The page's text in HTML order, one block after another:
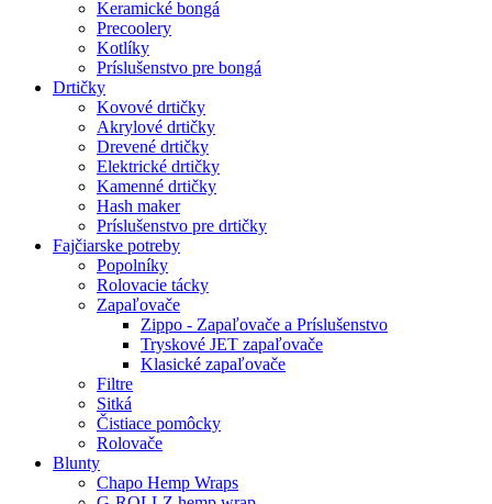
Keramické bongá
Precoolery
Kotlíky
Príslušenstvo pre bongá
Drtičky
Kovové drtičky
Akrylové drtičky
Drevené drtičky
Elektrické drtičky
Kamenné drtičky
Hash maker
Príslušenstvo pre drtičky
Fajčiarske potreby
Popolníky
Rolovacie tácky
Zapaľovače
Zippo - Zapaľovače a Príslušenstvo
Tryskové JET zapaľovače
Klasické zapaľovače
Filtre
Sitká
Čistiace pomôcky
Rolovače
Blunty
Chapo Hemp Wraps